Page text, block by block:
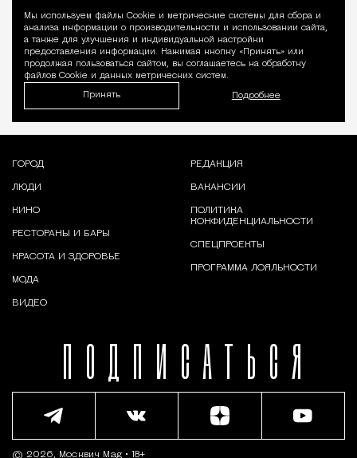
Уведомление
Мы используем файлы Сookie и метрические системы для сбора и
анализа информации о производительности и использовании сайта,
а также для улучшения и индивидуальной настройки
предоставления информации. Нажимая кнопку «Принять» или
продолжая пользоваться сайтом, вы соглашаетесь на обработку
файлов Cookie и данных метрических систем.
Принять Подробнее
ПОДПИСАТЬСЯ
ГОРОД
ЛЮДИ
КИНО
РЕСТОРАНЫ И БАРЫ
КРАСОТА И ЗДОРОВЬЕ
МОДА
ВИДЕО
РЕДАКЦИЯ
ВАКАНСИИ
ПОЛИТИКА
КОНФИДЕНЦИАЛЬНОСТИ
СПЕЦПРОЕКТЫ
ПРОГРАММА ЛОЯЛЬНОСТИ
© 2026, Москвич Mag • 18+